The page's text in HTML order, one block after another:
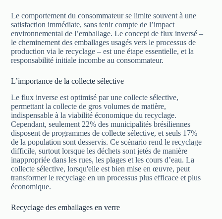
Le comportement du consommateur se limite souvent à une
satisfaction immédiate, sans tenir compte de l’impact
environnemental de l’emballage. Le concept de flux inversé –
le cheminement des emballages usagés vers le processus de
production via le recyclage – est une étape essentielle, et la
responsabilité initiale incombe au consommateur.
L’importance de la collecte sélective
Le flux inverse est optimisé par une collecte sélective,
permettant la collecte de gros volumes de matière,
indispensable à la viabilité économique du recyclage.
Cependant, seulement 22% des municipalités brésiliennes
disposent de programmes de collecte sélective, et seuls 17%
de la population sont desservis. Ce scénario rend le recyclage
difficile, surtout lorsque les déchets sont jetés de manière
inappropriée dans les rues, les plages et les cours d’eau. La
collecte sélective, lorsqu'elle est bien mise en œuvre, peut
transformer le recyclage en un processus plus efficace et plus
économique.
Recyclage des emballages en verre